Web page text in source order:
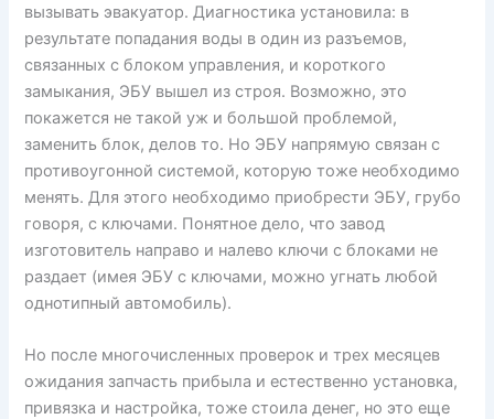
вызывать эвакуатор. Диагностика установила: в
результате попадания воды в один из разъемов,
связанных с блоком управления, и короткого
замыкания, ЭБУ вышел из строя. Возможно, это
покажется не такой уж и большой проблемой,
заменить блок, делов то. Но ЭБУ напрямую связан с
противоугонной системой, которую тоже необходимо
менять. Для этого необходимо приобрести ЭБУ, грубо
говоря, с ключами. Понятное дело, что завод
изготовитель направо и налево ключи с блоками не
раздает (имея ЭБУ с ключами, можно угнать любой
однотипный автомобиль).
Но после многочисленных проверок и трех месяцев
ожидания запчасть прибыла и естественно установка,
привязка и настройка, тоже стоила денег, но это еще